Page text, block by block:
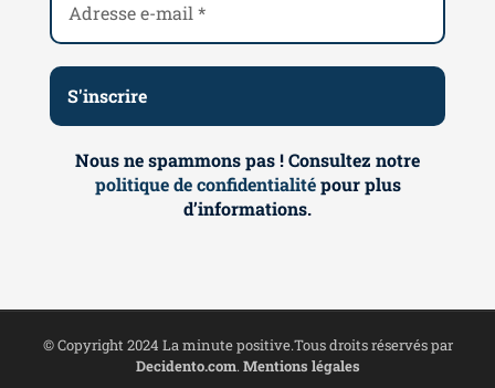
Nous ne spammons pas ! Consultez notre
politique de confidentialitépour plus
d’informations.
© Copyright 2024 La minute positive.Tous droits réservés par
Decidento.com.Mentions légales